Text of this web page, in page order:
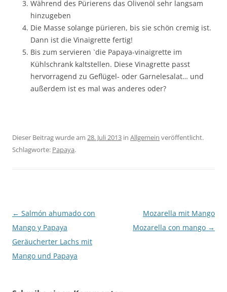
Während des Pürierens das Olivenöl sehr langsam
hinzugeben
Die Masse solange pürieren, bis sie schön cremig ist.
Dann ist die Vinaigrette fertig!
Bis zum servieren `die Papaya-vinaigrette im
Kühlschrank kaltstellen. Diese Vinagrette passt
hervorragend zu Geflügel- oder Garnelesalat… und
außerdem ist es mal was anderes oder?
Dieser Beitrag wurde am 28. Juli 2013 in Allgemein veröffentlicht.
Schlagworte: Papaya.
Beitragsnavigation
← Salmón ahumado con
Mango y Papaya
Geräucherter Lachs mit
Mango und Papaya
Mozarella mit Mango
Mozarella con mango →